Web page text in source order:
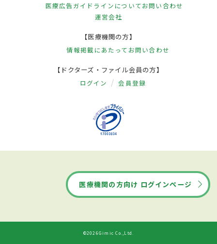
医療広告ガイドラインについてお問い合わせ
運営会社
【医療機関の方】
情報掲載にあたって お問い合わせ
【ドクターズ・ファイル会員の方】
ログイン 会員登録
医療機関の方向け ログインページ
©2026Gimic Co.,Ltd.